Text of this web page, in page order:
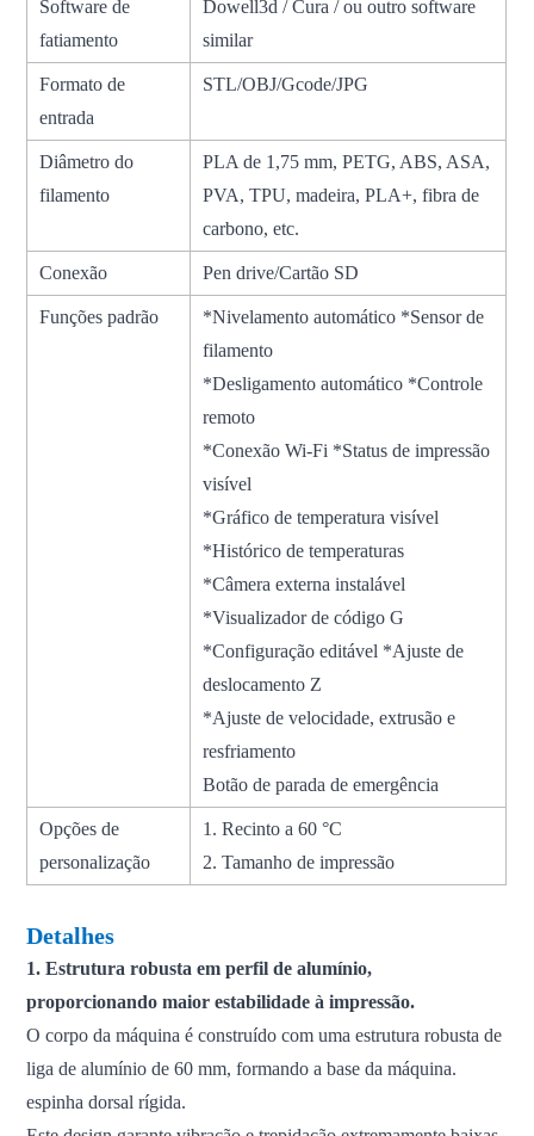
Software de
fatiamento
Dowell3d / Cura / ou outro software
similar
Formato de
entrada
STL/OBJ/Gcode/JPG
Diâmetro do
filamento
PLA de 1,75 mm, PETG, ABS, ASA,
PVA, TPU, madeira, PLA+, fibra de
carbono, etc.
Conexão Pen drive/Cartão SD
Funções padrão
*Nivelamento automático *Sensor de
filamento
*Desligamento automático *Controle
remoto
*Conexão Wi-Fi *Status de impressão
visível
*Gráfico de temperatura visível
*Histórico de temperaturas
*Câmera externa instalável
*Visualizador de código G
*Configuração editável *Ajuste de
deslocamento Z
*Ajuste de velocidade, extrusão e
resfriamento
Botão de parada de emergência
Opções de
personalização
1. Recinto a 60 °C
2. Tamanho de impressão
Detalhes
1. Estrutura robusta em perfil de alumínio,
proporcionando maior estabilidade à impressão.
O corpo da máquina é construído com uma estrutura robusta de
liga de alumínio de 60 mm, formando a base da máquina.
espinha dorsal rígida.